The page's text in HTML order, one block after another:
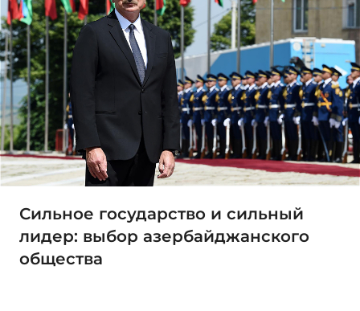
Сильное государство и сильный
лидер: выбор азербайджанского
общества